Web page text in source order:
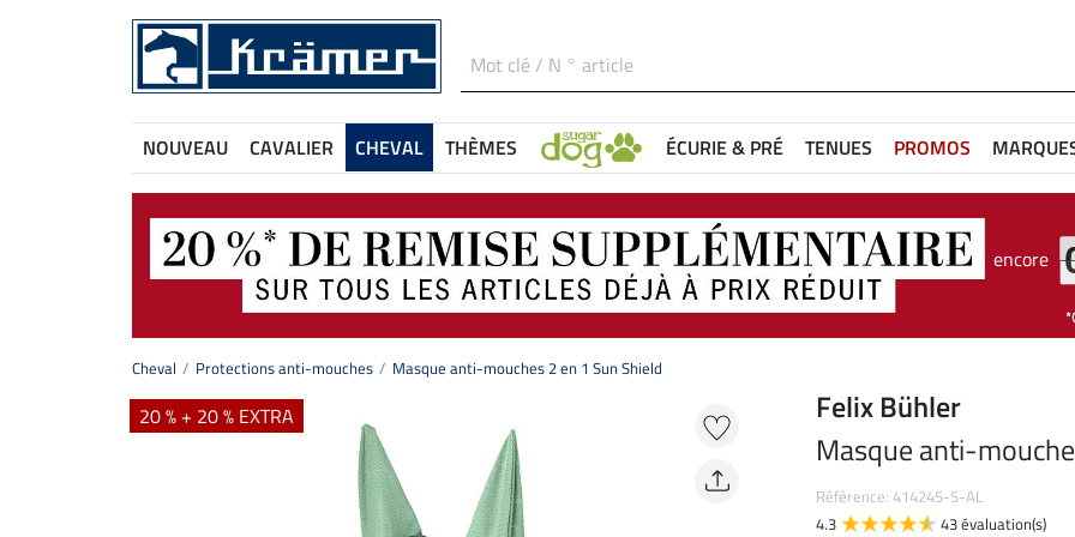
NOUVEAU CAVALIER CHEVAL THÈMES ÉCURIE & PRÉ TENUES PROMOS
encore
Cheval Protections anti-mouches Masque anti-mouches 2 en 1 Sun Shield
20 % + 20 % EXTRA
Felix Bühler
Masque anti-
Référence: 414245-S-AL
4.3
43 évaluation(s)